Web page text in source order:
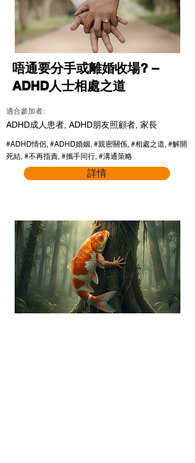
唔通要分手或離婚收場? –
ADHD人士相處之道
適合參加者:
ADHD成人患者, ADHD朋友照顧者, 家長
#ADHD情侶, #ADHD婚姻, #親密關係, #相處之道, #解開
死結, #不再指責, #攜手同行, #溝通策略
詳情